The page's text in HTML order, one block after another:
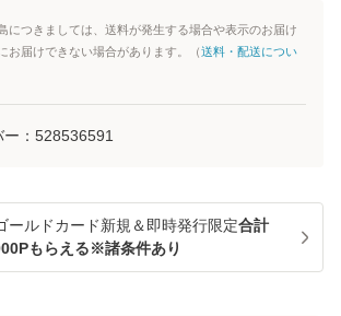
につきましては、送料が発生する場合や表示のお届け
お届けできない場合があります。（送料・配送につい
： 528536591
ールドカード新規＆即時発行限定合計
もらえる※諸条件あり